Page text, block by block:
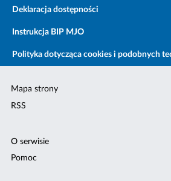
Deklaracja dostępności
Instrukcja BIP MJO
Polityka dotycząca cookies i podobnych
Mapa strony
RSS
O serwisie
Pomoc